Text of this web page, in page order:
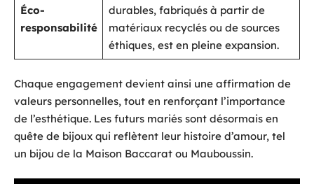
Éco-
responsabilité
durables, fabriqués à partir de
matériaux recyclés ou de sources
éthiques, est en pleine expansion.
Chaque engagement devient ainsi une affirmation de
valeurs personnelles, tout en renforçant l’importance
de l’esthétique. Les futurs mariés sont désormais en
quête de bijoux qui reflètent leur histoire d’amour, tel
un bijou de la Maison Baccarat ou Mauboussin.